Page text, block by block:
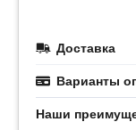
Доставка
Варианты
Наши